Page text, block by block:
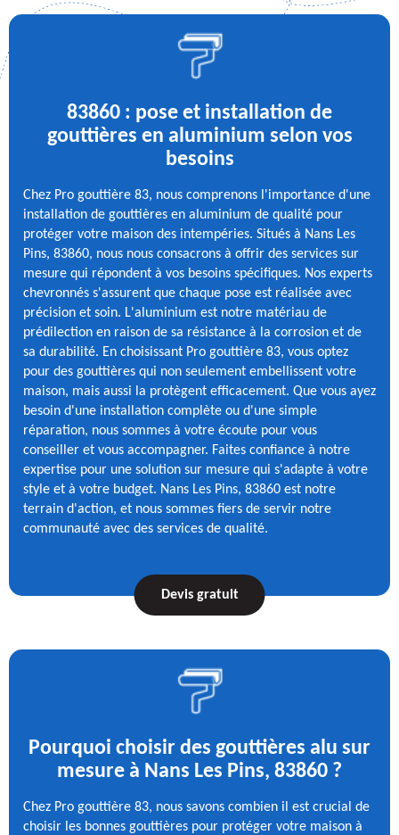
83860 : pose et installation de
gouttières en aluminium selon vos
besoins
Chez Pro gouttière 83, nous comprenons l'importance d'une
installation de gouttières en aluminium de qualité pour
protéger votre maison des intempéries. Situés à Nans Les
Pins, 83860, nous nous consacrons à offrir des services sur
mesure qui répondent à vos besoins spécifiques. Nos experts
chevronnés s'assurent que chaque pose est réalisée avec
précision et soin. L'aluminium est notre matériau de
prédilection en raison de sa résistance à la corrosion et de
sa durabilité. En choisissant Pro gouttière 83, vous optez
pour des gouttières qui non seulement embellissent votre
maison, mais aussi la protègent efficacement. Que vous ayez
besoin d'une installation complète ou d'une simple
réparation, nous sommes à votre écoute pour vous
conseiller et vous accompagner. Faites confiance à notre
expertise pour une solution sur mesure qui s'adapte à votre
style et à votre budget. Nans Les Pins, 83860 est notre
terrain d'action, et nous sommes fiers de servir notre
communauté avec des services de qualité.
Devis gratuit
Pourquoi choisir des gouttières alu sur
mesure à Nans Les Pins, 83860 ?
Chez Pro gouttière 83, nous savons combien il est crucial de
choisir les bonnes gouttières pour protéger votre maison à